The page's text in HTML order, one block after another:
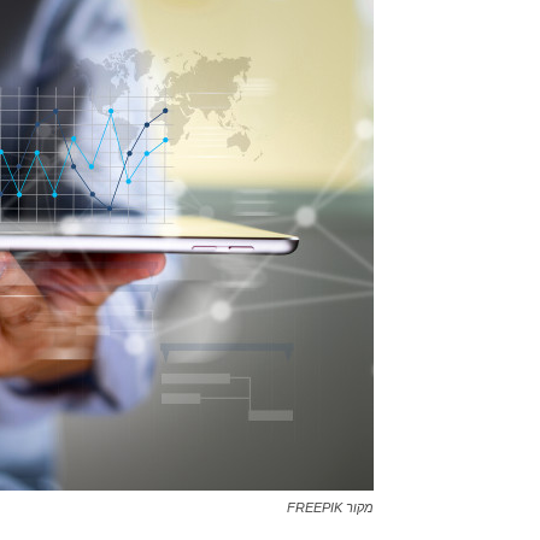
מקור FREEPIK